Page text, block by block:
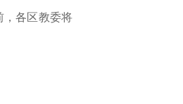
各区教委将